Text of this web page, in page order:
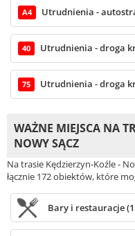
A4 Utrudnienia -
40 Utrudnienia - droga
75 Utrudnienia - droga
WAŻNE MIEJSCA NA
NOWY SĄCZ
Na trasie Kędzierzyn-Koźle -
łącznie 172 obiektów, które
Bary i restauracje